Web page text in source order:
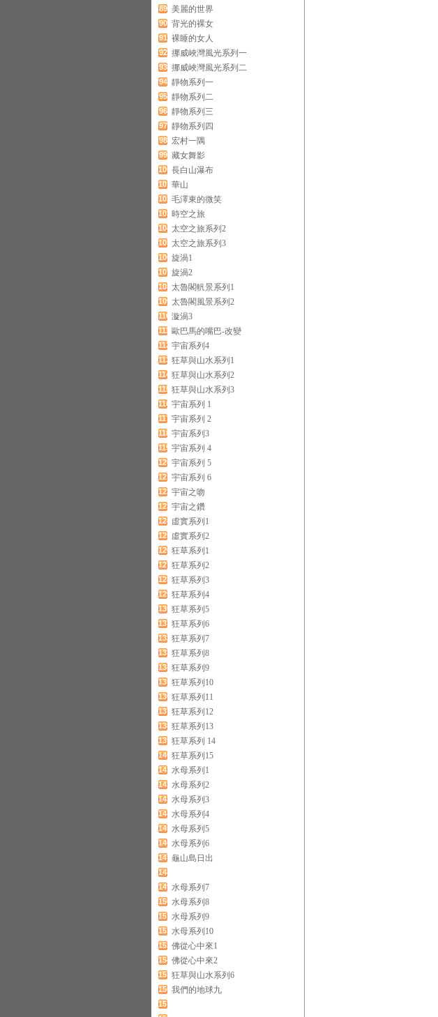
89 美麗的世界
90 背光的裸女
91 裸睡的女人
92 挪威峽灣風光系列一
93 挪威峽灣風光系列二
94 靜物系列一
95 靜物系列二
96 靜物系列三
97 靜物系列四
98 宏村一隅
99 藏女舞影
100 長白山瀑布
101 華山
102 毛澤東的微笑
103 時空之旅
104 太空之旅系列2
105 太空之旅系列3
106 旋渦1
107 旋渦2
108 太魯閣軓景系列1
109 太魯閣風景系列2
110 漩渦3
111 歐巴馬的嘴巴-改變
112 宇宙系列4
113 狂草與山水系列1
114 狂草與山水系列2
115 狂草與山水系列3
116 宇宙系列 1
117 宇宙系列 2
118 宇宙系列3
119 宇宙系列 4
120 宇宙系列 5
121 宇宙系列 6
122 宇宙之吻
123 宇宙之鑽
124 虛實系列1
125 虛實系列2
126 狂草系列1
127 狂草系列2
128 狂草系列3
129 狂草系列4
130 狂草系列5
131 狂草系列6
132 狂草系列7
133 狂草系列8
134 狂草系列9
135 狂草系列10
136 狂草系列11
137 狂草系列12
138 狂草系列13
139 狂草系列 14
140 狂草系列15
141 水母系列1
142 水母系列2
143 水母系列3
144 水母系列4
145 水母系列5
146 水母系列6
147 龜山島日出
148
149 水母系列7
150 水母系列8
151 水母系列9
152 水母系列10
153 佛從心中來1
154 佛從心中來2
155 狂草與山水系列6
156 我們的地球九
157